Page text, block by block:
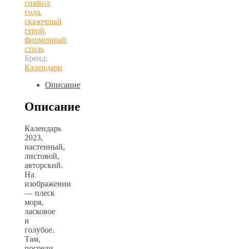
символ
года,
сказочный
герой,
фирменный
стиль
Бренд:
Календари
Описание
Описание
Календарь
2023,
настенный,
листовой,
авторский.
На
изображении
— плеск
моря,
ласковое
и
голубое.
Там,